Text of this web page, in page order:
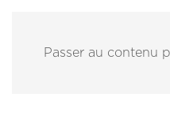
Passer au contenu